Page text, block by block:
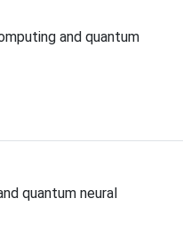
and quantum
quantum neural